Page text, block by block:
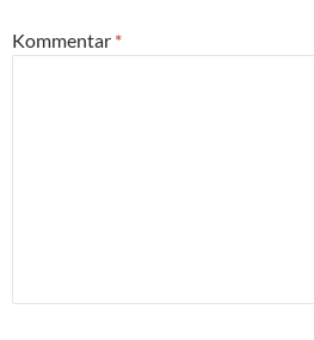
Kommentar *